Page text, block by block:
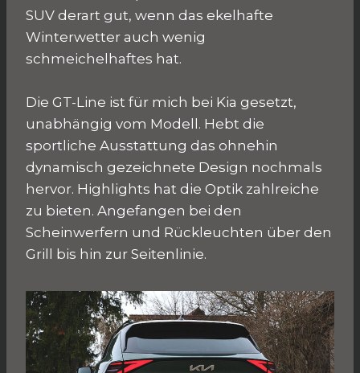
SUV derart gut, wenn das ekelhafte
Winterwetter auch wenig
schmeichelhaftes hat.
Die GT-Line ist für mich bei Kia gesetzt,
unabhängig vom Modell. Hebt die
sportliche Ausstattung das ohnehin
dynamisch gezeichnete Design nochmals
hervor. Highlights hat die Optik zahlreiche
zu bieten. Angefangen bei den
Scheinwerfern und Rückleuchten über den
Grill bis hin zur Seitenlinie.